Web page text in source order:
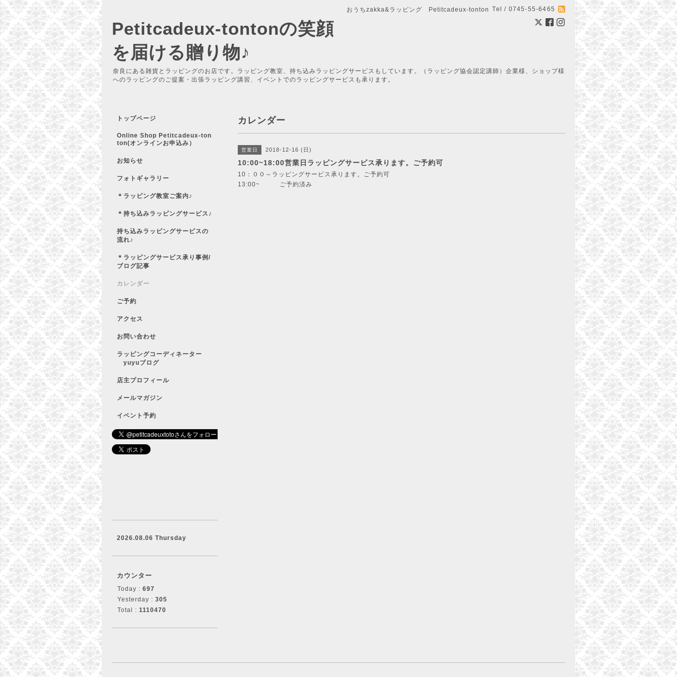
おうちzakka&ラッピング Petitcadeux-tonton Tel / 0745-55-6465
Petitcadeux-tontonの笑顔
を届ける贈り物♪
奈良にある雑貨とラッピングのお店です。ラッピング教室、持ち込みラッピングサービスもしています。（ラッピング協会認定講師）企業様、ショップ様
へのラッピングのご提案・出張ラッピング講習、イベントでのラッピングサービスも承ります。
カレンダー
営業日 2018-12-16 (日)
10:00~18:00営業日ラッピングサービス承ります。ご予約可
10：００～ラッピングサービス承ります。ご予約可
13:00~ ご予約済み
トップページ
Online Shop Petitcadeux-ton
ton(オンラインお申込み）
お知らせ
フォトギャラリー
＊ラッピング教室ご案内♪
＊持ち込みラッピングサービス♪
持ち込みラッピングサービスの
流れ♪
＊ラッピングサービス承り事例/
ブログ記事
カレンダー
ご予約
アクセス
お問い合わせ
ラッピングコーディネーター
yuyuブログ
店主プロフィール
メールマガジン
イベント予約
2026.08.06 Thursday
カウンター
Today : 697
Yesterday : 305
Total : 1110470